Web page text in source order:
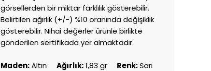
görsellerden bir miktar farklılık gösterebilir.
Belirtilen ağırlık (+/-) %10 oranında değişiklik
gösterebilir. Nihai değerler ürünle birlikte
gönderilen sertifikada yer almaktadır.
Maden:Altın Ağırlık:1,83 gr Renk:Sarı